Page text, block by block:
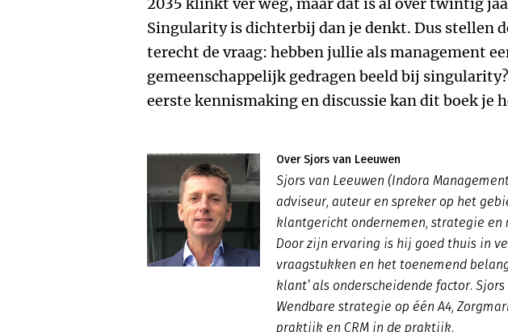
Singularity is dichterbij dan je denkt. Dus stellen
terecht de vraag: hebben jullie als management
gemeenschappelijk gedragen beeld bij
eerste kennismaking en discussie kan dit boek je
Over Sjors van Leeuwen
Sjors van Leeuwen (Indora
adviseur, auteur en spreker op het
klantgericht ondernemen, strategie en
Door zijn ervaring is hij goed thuis in
vraagstukken en het toenemend belang
klant’ als onderscheidende factor. Sjors
Wendbare strategie op één A4,
praktijk en CRM in de praktijk.